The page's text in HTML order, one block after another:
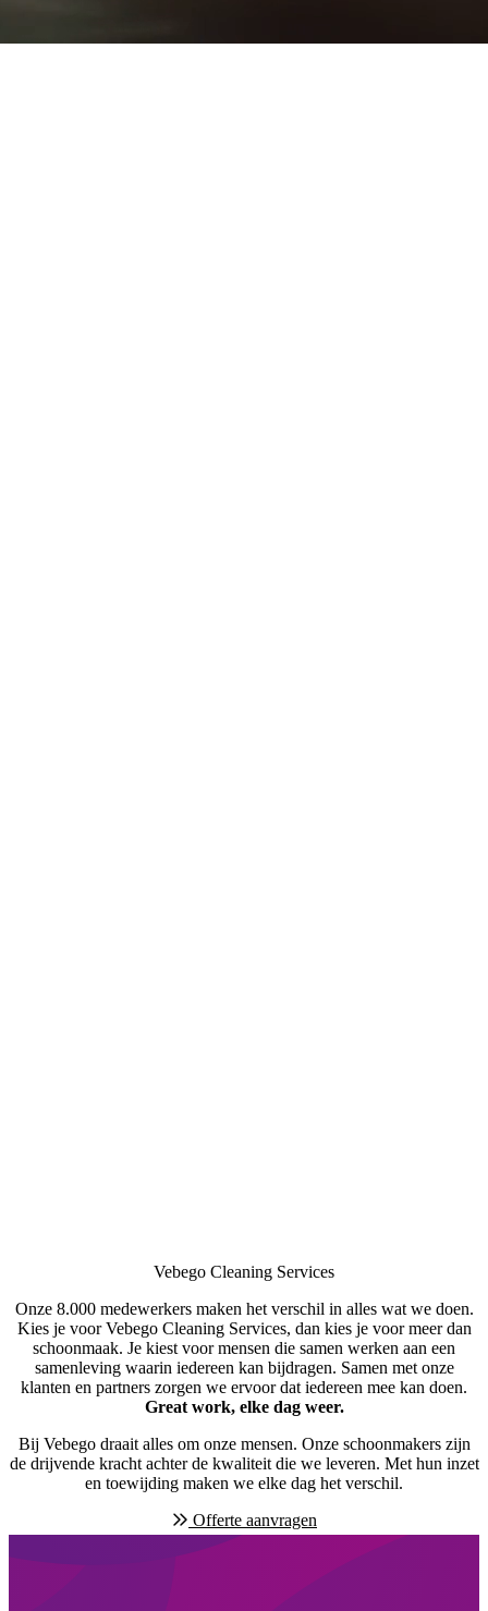
Vebego Cleaning Services
Onze 8.000 medewerkers maken het verschil in alles wat we doen.
Kies je voor Vebego Cleaning Services, dan kies je voor meer dan
schoonmaak. Je kiest voor mensen die samen werken aan een
samenleving waarin iedereen kan bijdragen. Samen met onze
klanten en partners zorgen we ervoor dat iedereen mee kan doen.
Great work, elke dag weer.
Bij Vebego draait alles om onze mensen. Onze schoonmakers zijn
de drijvende kracht achter de kwaliteit die we leveren. Met hun inzet
en toewijding maken we elke dag het verschil.
Offerte aanvragen